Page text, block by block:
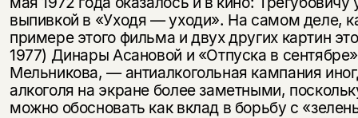
выпивкой в «Уходя — уходи». На самом деле,
примере этого фильма и двух других картин
1977) Динары Асановой и «Отпуска в
Мельникова, — антиалкогольная кампания
алкоголя на экране более заметными,
можно обосновать как вклад в борьбу с